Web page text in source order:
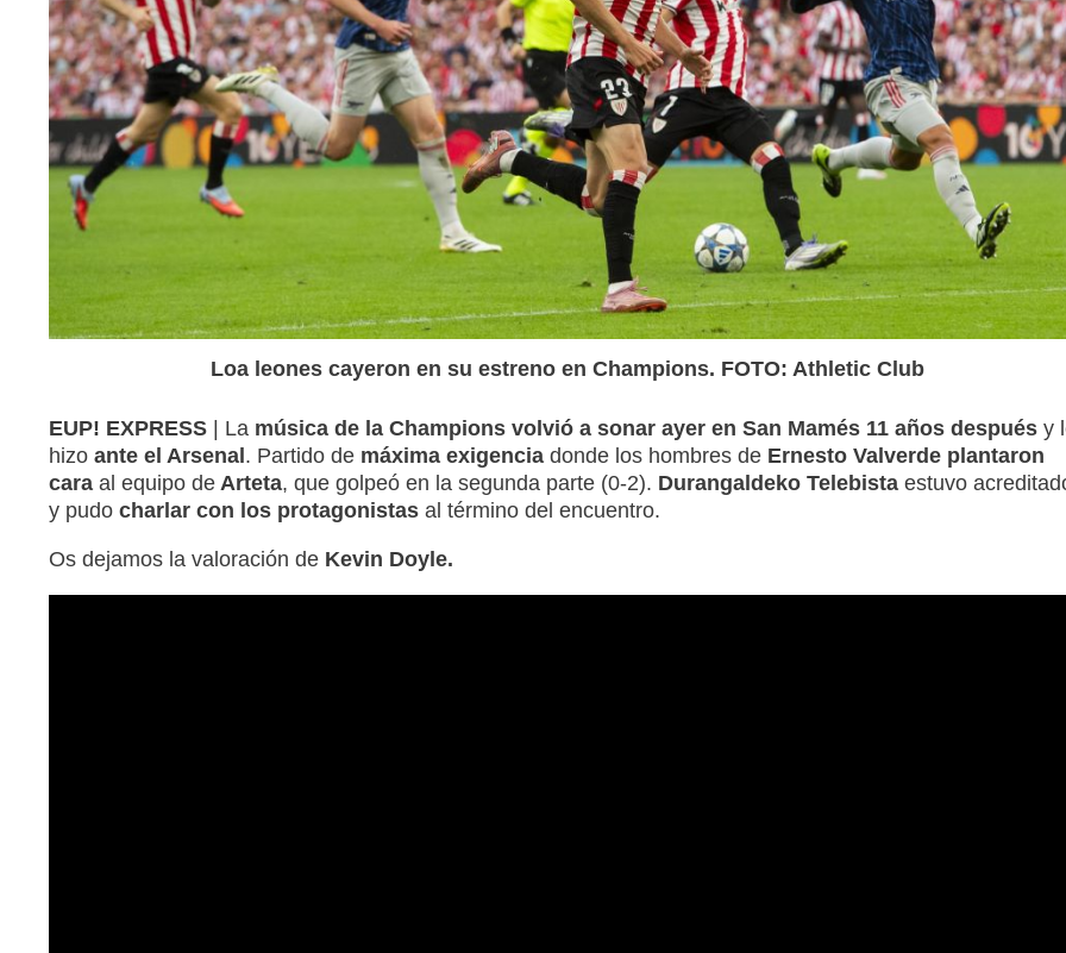
Loa leones cayeron en su estreno en Champions. FOTO: Athletic Club
EUP! EXPRESS| Lamúsica de la Champions volvió a sonar ayer en San Mamés 11 años despuésy
hizo ante el Arsenal . Partido de máxima exigenciadonde los hombres deErnesto Valverde plantaron
caraal equipo deArteta, que golpeó en la segunda parte (0-2). Durangaldeko Telebistaestuvo
y pudo charlar con los protagonistasal término del encuentro.
Os dejamos la valoración de Kevin Doyle.